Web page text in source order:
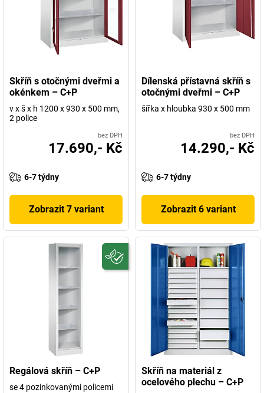
Skříň s otočnými dveřmi a
okénkem – C+P
v x š x h 1200 x 930 x 500 mm,
2 police
bez DPH
17.690,- Kč
6-7 týdny
Zobrazit 7 variant
Dílenská přístavná skříň s
otočnými dveřmi – C+P
šířka x hloubka 930 x 500 mm
bez DPH
14.290,- Kč
6-7 týdny
Zobrazit 6 variant
Regálová skříň – C+P
se 4 pozinkovanými policemi
Skříň na materiál z
ocelového plechu – C+P